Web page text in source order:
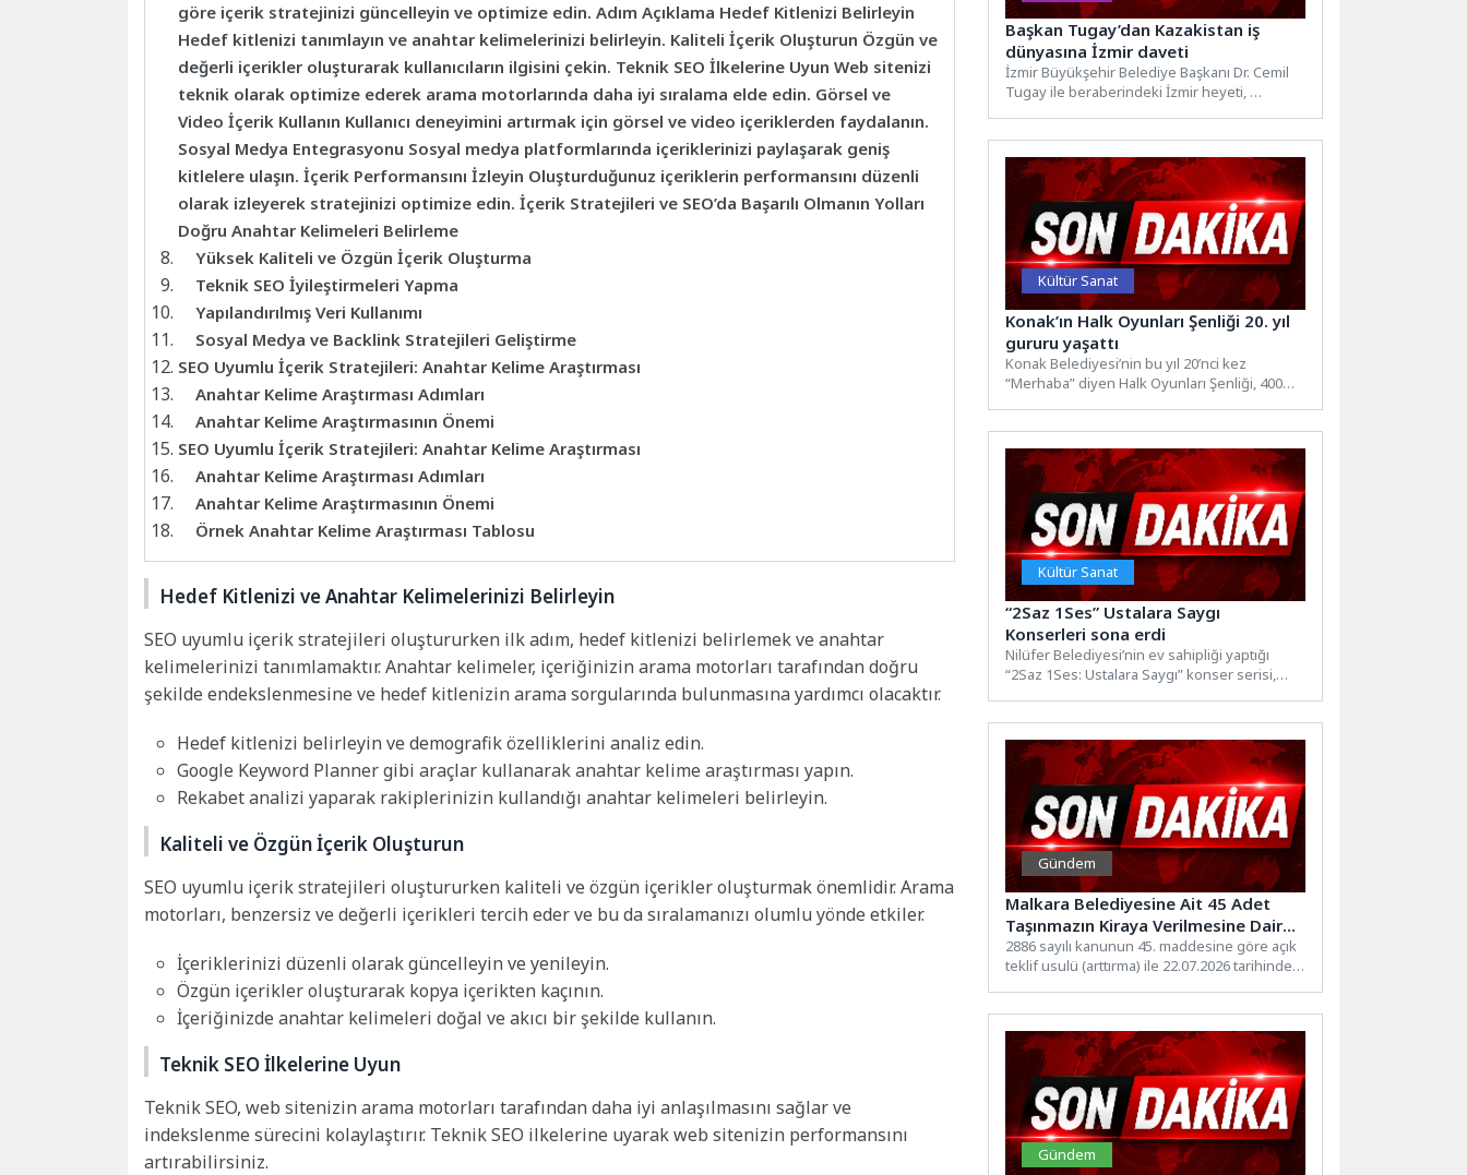
göre içerik stratejinizi güncelleyin ve optimize edin. Adım Açıklama Hedef Kitlenizi Belirleyin
Hedef kitlenizi tanımlayın ve anahtar kelimelerinizi belirleyin. Kaliteli İçerik Oluşturun Özgün ve
değerli içerikler oluşturarak kullanıcıların ilgisini çekin. Teknik SEO İlkelerine Uyun Web sitenizi
teknik olarak optimize ederek arama motorlarında daha iyi sıralama elde edin. Görsel ve
Video İçerik Kullanın Kullanıcı deneyimini artırmak için görsel ve video içeriklerden faydalanın.
Sosyal Medya Entegrasyonu Sosyal medya platformlarında içeriklerinizi paylaşarak geniş
kitlelere ulaşın. İçerik Performansını İzleyin Oluşturduğunuz içeriklerin performansını düzenli
olarak izleyerek stratejinizi optimize edin. İçerik Stratejileri ve SEO’da Başarılı Olmanın Yolları
Doğru Anahtar Kelimeleri Belirleme
Yüksek Kaliteli ve Özgün İçerik Oluşturma
Teknik SEO İyileştirmeleri Yapma
Yapılandırılmış Veri Kullanımı
Sosyal Medya ve Backlink Stratejileri Geliştirme
SEO Uyumlu İçerik Stratejileri: Anahtar Kelime Araştırması
Anahtar Kelime Araştırması Adımları
Anahtar Kelime Araştırmasının Önemi
SEO Uyumlu İçerik Stratejileri: Anahtar Kelime Araştırması
Anahtar Kelime Araştırması Adımları
Anahtar Kelime Araştırmasının Önemi
Örnek Anahtar Kelime Araştırması Tablosu
Hedef Kitlenizi ve Anahtar Kelimelerinizi Belirleyin
SEO uyumlu içerik stratejileri oluştururken ilk adım, hedef kitlenizi belirlemek ve anahtar
kelimelerinizi tanımlamaktır. Anahtar kelimeler, içeriğinizin arama motorları tarafından doğru
şekilde endekslenmesine ve hedef kitlenizin arama sorgularında bulunmasına yardımcı olacaktır.
Hedef kitlenizi belirleyin ve demografik özelliklerini analiz edin.
Google Keyword Planner gibi araçlar kullanarak anahtar kelime araştırması yapın.
Rekabet analizi yaparak rakiplerinizin kullandığı anahtar kelimeleri belirleyin.
Kaliteli ve Özgün İçerik Oluşturun
SEO uyumlu içerik stratejileri oluştururken kaliteli ve özgün içerikler oluşturmak önemlidir. Arama
motorları, benzersiz ve değerli içerikleri tercih eder ve bu da sıralamanızı olumlu yönde etkiler.
İçeriklerinizi düzenli olarak güncelleyin ve yenileyin.
Özgün içerikler oluşturarak kopya içerikten kaçının.
İçeriğinizde anahtar kelimeleri doğal ve akıcı bir şekilde kullanın.
Teknik SEO İlkelerine Uyun
Teknik SEO, web sitenizin arama motorları tarafından daha iyi anlaşılmasını sağlar ve
indekslenme sürecini kolaylaştırır. Teknik SEO ilkelerine uyarak web sitenizin performansını
artırabilirsiniz.
Başkan Tugay’dan Kazakistan iş
dünyasına İzmir daveti
İzmir Büyükşehir Belediye Başkanı Dr. Cemil
Tugay ile beraberindeki İzmir heyeti,
Kültür Sanat
Konak’ın Halk Oyunları Şenliği 20. yıl
gururu yaşattı
Konak Belediyesi’nin bu yıl 20’nci kez
“Merhaba” diyen Halk Oyunları Şenliği, 400
Kültür Sanat
“2Saz 1Ses” Ustalara Saygı
Konserleri sona erdi
Nilüfer Belediyesi’nin ev sahipliği yaptığı
“2Saz 1Ses: Ustalara Saygı” konser serisi,
Gündem
Malkara Belediyesine Ait 45 Adet
Taşınmazın Kiraya Verilmesine Dair
İhale Gerçekleştirildi
2886 sayılı kanunun 45. maddesine göre açık
teklif usulü (arttırma) ile 22.07.2026 tarihinde
Gündem